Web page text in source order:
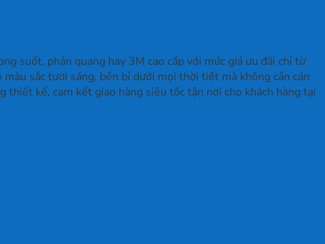
suốt, phản quang hay 3M cao cấp với mức giá ưu đãi chỉ từ
sắc tươi sáng, bền bỉ dưới mọi thời tiết mà không cần cán
kế, cam kết giao hàng siêu tốc tận nơi cho khách hàng tại